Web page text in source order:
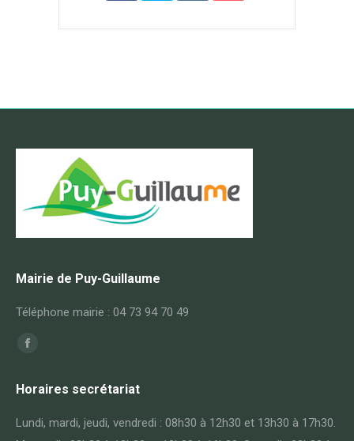
Mairie de Puy-Guillaume
Téléphone mairie : 04 73 94 70 49
Trouvez nous sur :
Facebook
opens
Horaires secrétariat
Lundi, mardi, jeudi, vendredi : 08h30 à 12h30 et 13h30 à 17h30.